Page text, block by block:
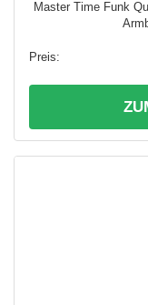
Master Time Funk